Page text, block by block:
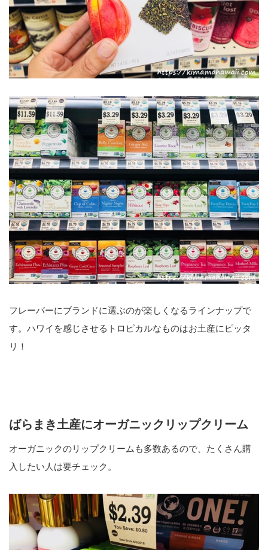
フレーバーにブランドに選ぶのが楽しくなるラインナップで
す。ハワイを感じさせるトロピカルなものはお土産にピッタ
リ！
ばらまき土産にオーガニックリップクリーム
オーガニックのリップクリームも多数あるので、たくさん購
入したい人は要チェック。